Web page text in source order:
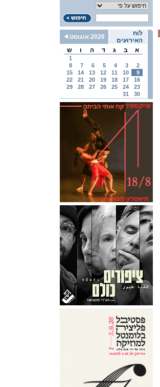
לוח
האירועים
2026 אוגוסט
א
ב ג ד ה ו ש
1
2
3
4
5
6
7
8
9
10
11
12
13
14
15
16
17
18
19
20
21
22
23
24
25
26
27
28
29
30
31